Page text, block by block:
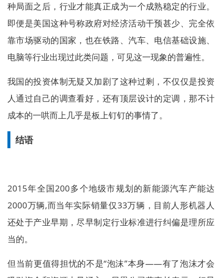
种局面之后，行业才能真正成为一个成熟稳定的行业。
即便是美国这种号称政府对经济活动干预甚少、完全依
靠市场驱动的国家，也在铁路、汽车、电信基础设施、
电脑等行业出现过此类问题，可见这一现象的普遍性。
我国的投资体制无疑又加剧了这种过剩，不仅仅是投资
人通过自己的调查看好，还有顶层设计的定调，那不计
成本的一哄而上几乎是板上钉钉的事情了。
结语
2015年全国200多个地级市规划的新能源汽车产能达
2000万辆,而当年实际销量仅33万辆，目前人形机器人
还处于产业早期，尽早制定行业标准进行纠偏是理所应
当的。
但当前更值得担忧的不是“泡沫”本身——有了泡沫才会